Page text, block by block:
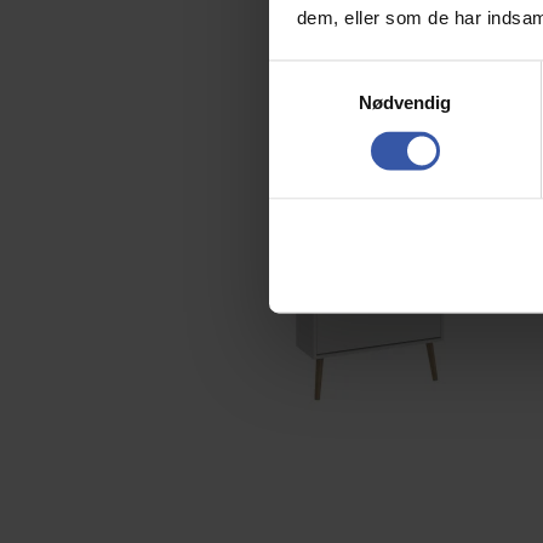
dem, eller som de har
v
Nødvendig